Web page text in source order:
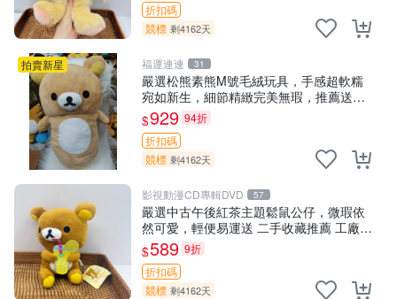
折扣碼
競標 剩4162天
拍賣新星 福運連連 31
嚴選松熊素熊M號毛絨玩具，手感超軟糯
宛如新生，細節精緻完美無瑕，推薦送禮
或珍藏，中古狀態保養得宜。 松熊 素熊
毛絨doll
$929 94折
折扣碼
競標 剩4162天
影視動漫CD專輯DVD 57
嚴選中古午後紅茶主題鬆鼠公仔，微瑕依
然可愛，輕便易運送 二手收藏推薦 工廠直
營 快遞到府 中古 玩偶 公仔
$589 9折
折扣碼
競標 剩4162天